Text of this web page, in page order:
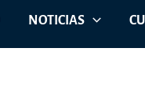
NOTICIAS